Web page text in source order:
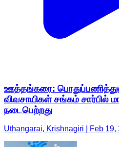
ஊத்தங்கரை:
விவசாயிகள் சங்கம் சார்பில்
நடைபெற்றது
Uthangarai, Krishnagiri | Feb 19,